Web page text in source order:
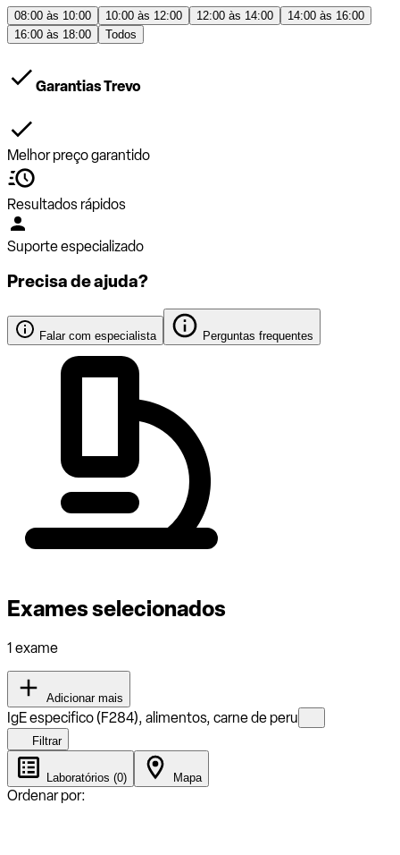
08:00 às 10:00 10:00 às 12:00 12:00 às 14:00
14:00 às 16:00
16:00 às 18:00
Todos
Garantias Trevo
Melhor preço garantido
Resultados rápidos
Suporte especializado
Precisa de ajuda?
Falar com especialista Perguntas frequentes
Exames selecionados
1 exame
Adicionar mais
IgE especifico (F284), alimentos, carne de peru
Filtrar
Laboratórios (0) Mapa
Ordenar por: